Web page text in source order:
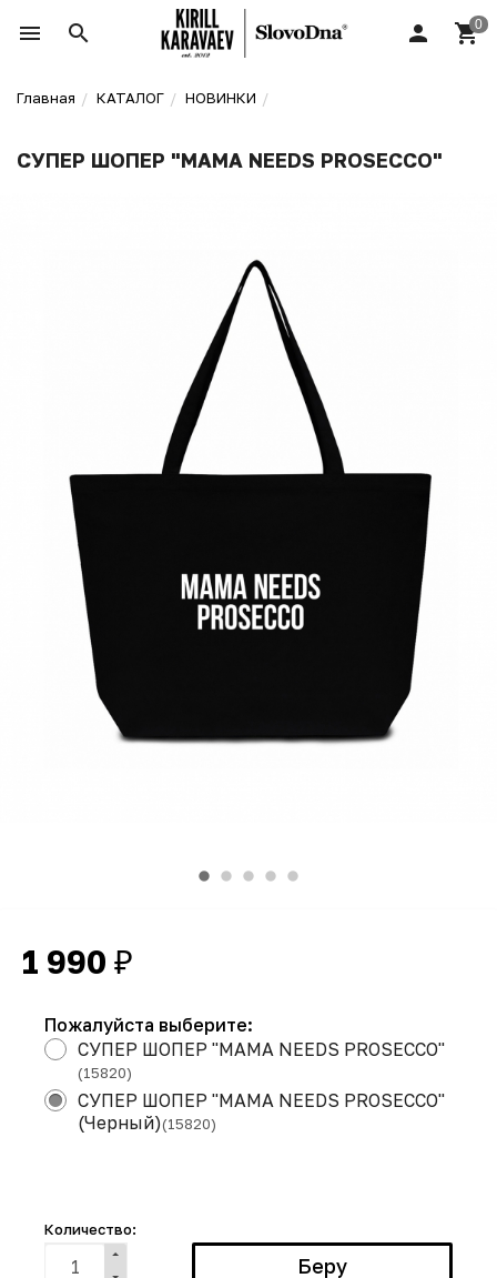
Главная КАТАЛОГ НОВИНКИ
СУПЕР ШОПЕР "MAMA NEEDS PROSECCO"
1 990 ₽
Пожалуйста выберите:
СУПЕР ШОПЕР "MAMA NEEDS PROSECCO"
(15820)
СУПЕР ШОПЕР "MAMA NEEDS PROSECCO"
(Черный)(15820)
Количество: